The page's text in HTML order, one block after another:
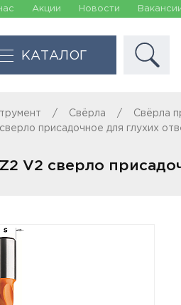
Акции Новости
КАТАЛОГ
Свёрла Свёрла
присадочное для глухих
V2 сверло